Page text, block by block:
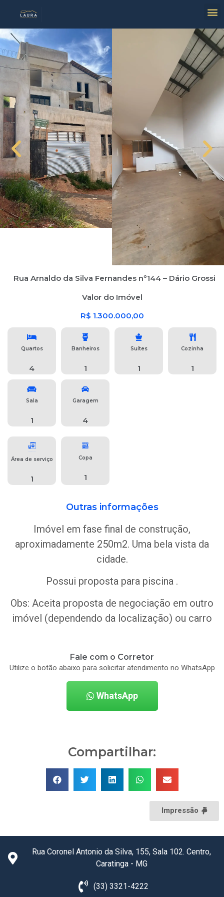
Rua Arnaldo da Silva Fernandes nº144 – Dário Grossi
Valor do Imóvel
R$ 1.300.000,00
Quartos
4
Banheiros
1
Suítes
1
Cozinha
1
Sala
1
Garagem
4
Área de serviço
1
Copa
1
Outras informações
Imóvel em fase final de construção,
aproximadamente 250m2. Uma bela vista da
cidade.
Possui proposta para piscina .
Obs: Aceita proposta de negociação em outro
imóvel (dependendo da localização) ou carro
Fale com o Corretor
Utilize o botão abaixo para solicitar atendimento no WhatsApp
WhatsApp
Compartilhar:
Impressão
Rua Coronel Antonio da Silva, 155, Sala 102. Centro,
Caratinga - MG
(33) 3321-4222